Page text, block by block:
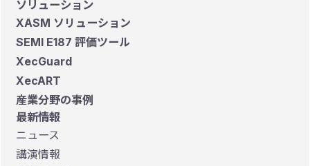
ソリューション
XASM ソリューション
SEMI E187 評価ツール
XecGuard
XecART
産業分野の事例
最新情報
ニュース
講演情報